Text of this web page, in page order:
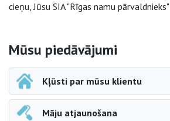
cieņu, Jūsu SIA "Rīgas namu pārvaldnieks"
Sāna navigācija
Mūsu piedāvājumi
Kļūsti par mūsu klientu
Māju atjaunošana